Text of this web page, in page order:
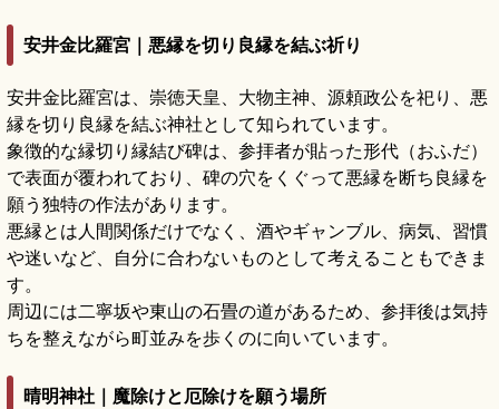
安井金比羅宮｜悪縁を切り良縁を結ぶ祈り
安井金比羅宮は、崇徳天皇、大物主神、源頼政公を祀り、悪
縁を切り良縁を結ぶ神社として知られています。
象徴的な縁切り縁結び碑は、参拝者が貼った形代（おふだ）
で表面が覆われており、碑の穴をくぐって悪縁を断ち良縁を
願う独特の作法があります。
悪縁とは人間関係だけでなく、酒やギャンブル、病気、習慣
や迷いなど、自分に合わないものとして考えることもできま
す。
周辺には二寧坂や東山の石畳の道があるため、参拝後は気持
ちを整えながら町並みを歩くのに向いています。
晴明神社｜魔除けと厄除けを願う場所